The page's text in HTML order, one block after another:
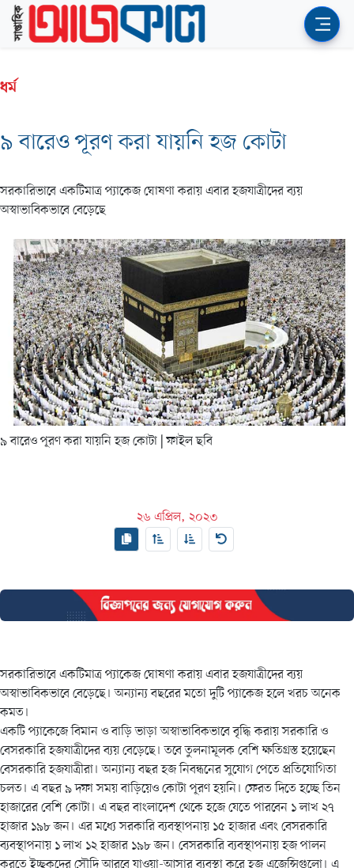
ধর্ম
৯ বারেও পূরণ করা যায়নি হজ কোটা
সরকারিভাবে একটিমাত্র প্যাকেজ ঘোষণা করায় এবার হজযাত্রীদের ব্যয়
অস্বাভাবিকভাবে বেড়েছে
৯ বারেও পূরণ করা যায়নি হজ কোটা | ফাইল ছবি
২৬ এপ্রিল, ২০২৩
সরকারিভাবে একটিমাত্র প্যাকেজ ঘোষণা করায় এবার হজযাত্রীদের ব্যয়
অস্বাভাবিকভাবে বেড়েছে। অন্যান্য বছরের মতো দুটি প্যাকেজ হলে খরচ অনেক
কমত।
একটি প্যাকেজে বিমান ও বাড়ি ভাড়া অস্বাভাবিকভাবে বৃদ্ধি করায় সরকারি ও
বেসরকারি হজযাত্রীদের ব্যয় বেড়েছে। তবে তুলনামূলক বেশি ক্ষতিগ্রস্ত হয়েছেন
বেসরকারি হজযাত্রীরা। অন্যান্য বছর হজ নিবন্ধনের সুযোগ পেতে প্রতিযোগিতা
চলত। এ বছর ৯ দফা সময় বাড়িয়েও কোটা পূরণ হয়নি। ফেরত দিতে হচ্ছে তিন
হাজারের বেশি কোটা। এ বছর বাংলাদেশ থেকে হজে যেতে পারবেন ১ লাখ ২৭
হাজার ১৯৮ জন। এর মধ্যে সরকারি ব্যবস্থাপনায় ১৫ হাজার এবং বেসরকারি
ব্যবস্থাপনায় ১ লাখ ১২ হাজার ১৯৮ জন। বেসরকারি ব্যবস্থাপনায় হজ পালন